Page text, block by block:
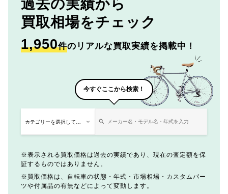
過去の実績から
買取相場をチェック
1,950件のリアルな買取実績を掲載中！
今すぐここから検索！
表示される買取価格は過去の実績であり、現在の査定額を保
証するものではありません。
買取価格は、自転車の状態・年式・市場相場・カスタムパー
ツや付属品の有無などによって変動します。